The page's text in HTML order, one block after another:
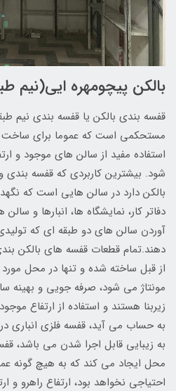
بالکن پیچومهره ایی(نیم
قفسه بندی بالکن یا قفسه بندی نیم
مستحکمی است که عموما برای ساخت
استفاده مفید از سالن های موجود و
شود. بیشترین کاربردی که قفسه بندی و
بالکن دارد در سالن هایی است که
دفاتر کار، نمایشگاه ها، انبارها و
آوردن سالن های دو طبقه ای که تولیدی
دهند.تمام قطعات قفسه های بالکن
از قبل ساخته شده و تنها در محل
مونتاژ می شود، صرفه جویی و بهینه
زیربنا هستند و استفاده از ارتفاع
به حساب می آید، قفسه فلزی انباری
به زیبایی قابل اجرا شدن می باشد،
محل ایجاد می کند که به هیچ گونه
احتیاجی نخواهد بود، ارتفاع راهرو و